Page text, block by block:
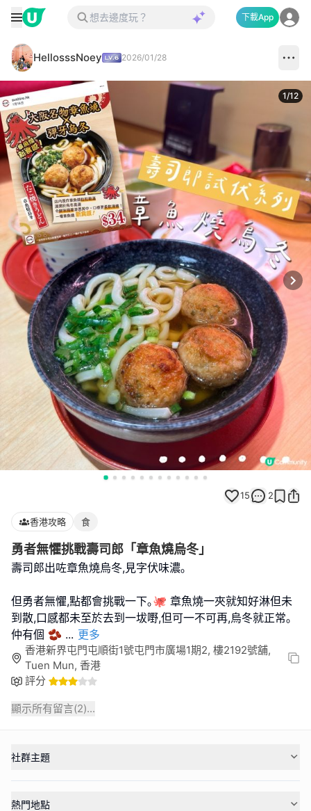
下載App
HellosssNoey 2026/01/28
1/12
15 2
香港攻略 食
勇者無懼挑戰壽司郎「章魚燒烏冬」
壽司郎出咗章魚燒烏冬,見字伏味濃｡
但勇者無懼,點都會挑戰一下｡🐙 章魚燒一夾就知好淋但未
到散,口感都未至於去到一坺嘢,但可一不可再,烏冬就正常｡
仲有個 🫘 ... 更多
香港新界屯門屯順街1號屯門市廣場1期2, 樓2192號舖,
Tuen Mun, 香港
評分
顯示所有留言(2)...
社群主題
熱門地點